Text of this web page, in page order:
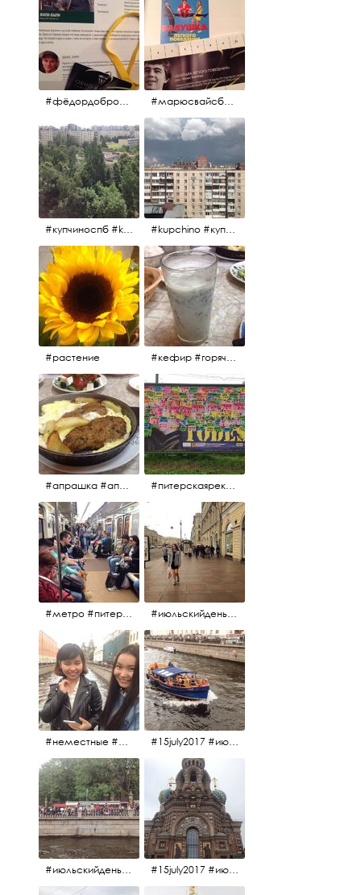
#фёдордобронравов #эдуардпарри #жилибыли #иринарозанова #марюсвайсберг #александрревва #глюкоза #любовьвбольшомгороде #ххvфестивальроссийскогокино
#купчиноспб #kupchino #kupchino #купчиноспб
#растение #кефир #горячийкефир #национальноеблюдо #лаваш #вкусно
#апрашка #апраксиндвор #кафенаапрашке #куринаякотлетанасковороде #сковородка #кафедлясвоих #питерскаяреклама #todes #куколки #окраинапитера #фрунзенскийрайон
#метро #питерскоеметро #невскаялиния #июльскийдень2017 #15july2017 #невский
#неместные #июльскийдень2017 #15july2017 #июльскийдень2017 #катерок #bonfire
#июльскийдень2017 #15july2017 #15july2017 #июльскийдень2017 #спаснакрови